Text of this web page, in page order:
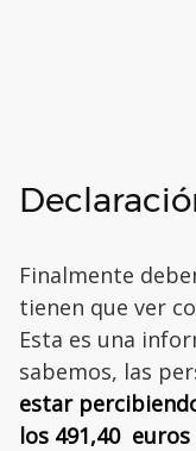
Finalmente
tienen que ver
Esta es una
sabemos, las
estar
los 491,40